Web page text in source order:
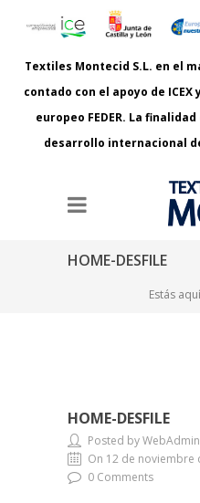
Textiles Montecid S.L. en el
contado con el apoyo de
europeo FEDER. La
desarrollo internacional
HOME-DESFILE
Estás
HOME-DESFILE
Posted by WebAdmin
On 12 de noviembre
0 Comments